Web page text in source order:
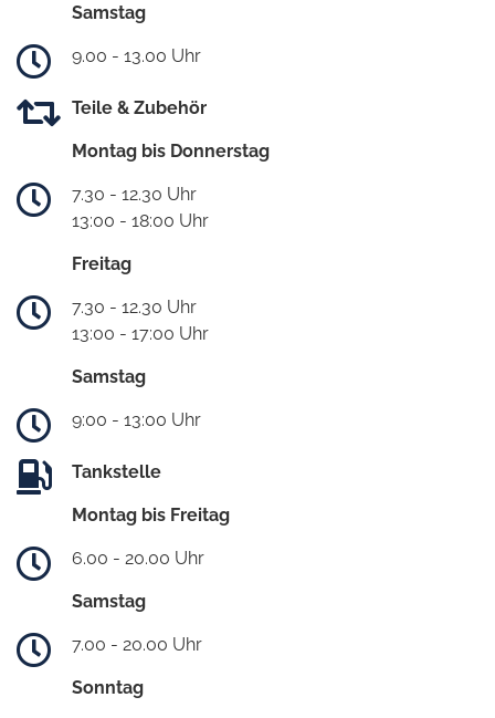
Samstag
9.00 - 13.00 Uhr
Teile & Zubehör
Montag bis Donnerstag
7.30 - 12.30 Uhr
13:00 - 18:00 Uhr
Freitag
7.30 - 12.30 Uhr
13:00 - 17:00 Uhr
Samstag
9:00 - 13:00 Uhr
Tankstelle
Montag bis Freitag
6.00 - 20.00 Uhr
Samstag
7.00 - 20.00 Uhr
Sonntag